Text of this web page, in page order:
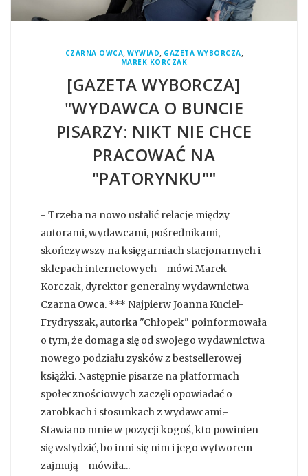
CZARNA OWCA, WYWIAD, GAZETA WYBORCZA,
MAREK KORCZAK
[GAZETA WYBORCZA]
"WYDAWCA O BUNCIE
PISARZY: NIKT NIE CHCE
PRACOWAĆ NA
"PATORYNKU""
- Trzeba na nowo ustalić relacje między
autorami, wydawcami, pośrednikami,
skończywszy na księgarniach stacjonarnych i
sklepach internetowych - mówi Marek
Korczak, dyrektor generalny wydawnictwa
Czarna Owca. *** Najpierw Joanna Kuciel-
Frydryszak, autorka "Chłopek" poinformowała
o tym, że domaga się od swojego wydawnictwa
nowego podziału zysków z bestsellerowej
książki. Następnie pisarze na platformach
społecznościowych zaczęli opowiadać o
zarobkach i stosunkach z wydawcami.-
Stawiano mnie w pozycji kogoś, kto powinien
się wstydzić, bo inni się nim i jego wytworem
zajmują - mówiła...